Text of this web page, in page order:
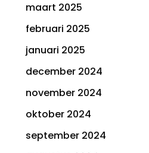
maart 2025
februari 2025
januari 2025
december 2024
november 2024
oktober 2024
september 2024